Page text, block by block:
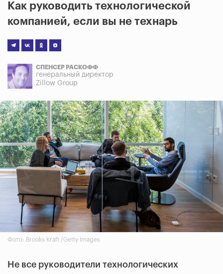
Как руководить технологической
компанией, если вы не технарь
СПЕНСЕР РАСКОФФ
генеральный директор
Zillow Group
Фото: Brooks Kraft /Getty Images
Не все руководители технологических